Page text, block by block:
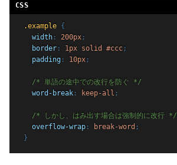
.example {
width : 200px ;
border : 1px solid #ccc ;
padding : 10px ;
/* 単語の途中での改行を防ぐ */
word-break : keep-all ;
/* しかし、はみ出す場合は強制的に改行 */
overflow-wrap : break-word ;
}